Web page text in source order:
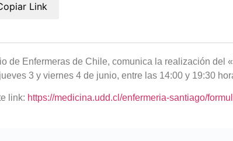
Link
de Enfermeras de Chile, comunica la realización del
3 y viernes 4 de junio, entre las 14:00 y 19:30
link: https://medicina.udd.cl/enfermeria-santiago/